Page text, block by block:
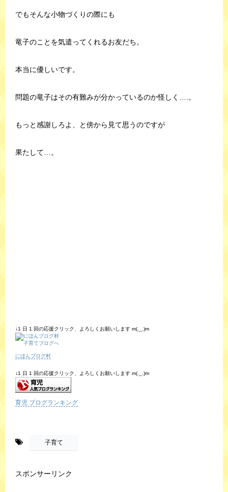
でもそんな小物づくりの際にも
竜子のことを気遣ってくれるお友だち。
本当に優しいです。
問題の竜子はその有難みが分かっているのか怪しく….。
もっと感謝しろよ、と傍から見て思うのですが
果たして…。
↓1 日 1 回の応援クリック、よろしくお願いします m(._.)m
にほんブログ村
↓1 日 1 回の応援クリック、よろしくお願いします m(._.)m
育児 ブログランキング
子育て
スポンサーリンク